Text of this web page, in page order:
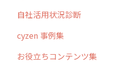
自社活用状況診断
cyzen 事例集
お役立ちコンテンツ集